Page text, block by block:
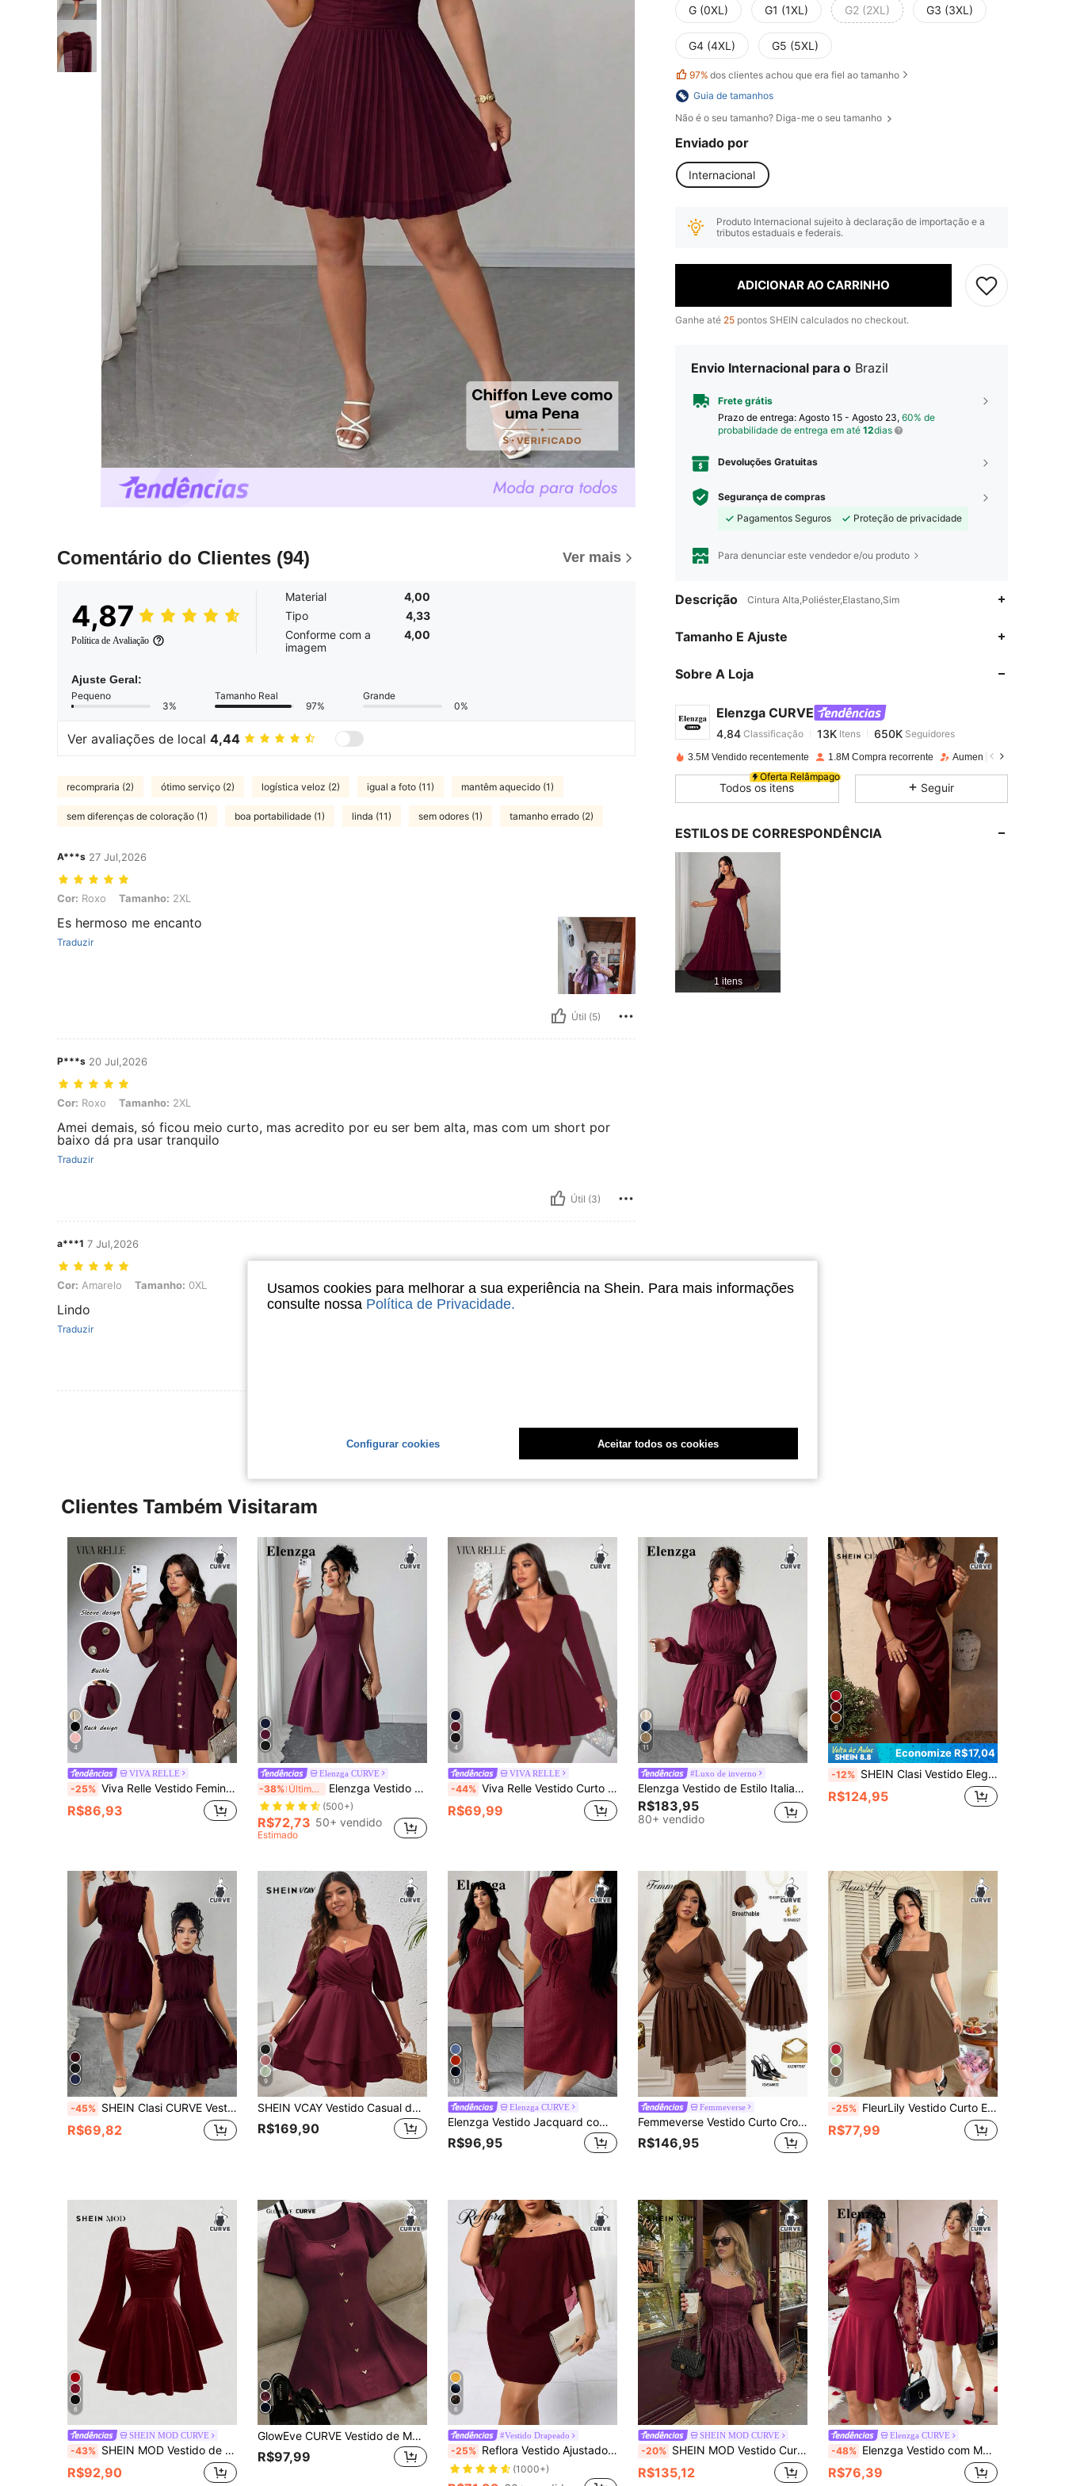
Comentário do Clientes (94) Ver mais
4,87
Política de Avaliação
Material
4,00
Tipo
4,33
Conforme com a
imagem
4,00
Ajuste Geral:
Pequeno
3%
Tamanho Real
97%
Grande
0%
Ver avaliações de local 4,44
recompraria (2) ótimo serviço (2) logística veloz (2) igual a foto (11) mantêm aquecido (1)
sem diferenças de coloração (1) boa portabilidade (1) linda (11) sem odores (1) tamanho errado (2)
A***s 27 Jul,2026
Cor: Roxo, Tamanho: 2XL
Cor: Roxo Tamanho: 2XL
Es hermoso me encanto
Traduzir
Útil (5)
P***s 20 Jul,2026
Cor: Roxo, Tamanho: 2XL
Cor: Roxo Tamanho: 2XL
Amei demais, só ficou meio curto, mas acredito por eu ser bem alta, mas com um short por
baixo dá pra usar tranquilo
Traduzir
Útil (3)
a***1 7 Jul,2026
Cor: Amarelo, Tamanho: 0XL
Cor: Amarelo Tamanho: 0XL
Lindo
Traduzir
G (0XL) G1 (1XL) G2 (2XL) G3 (3XL)
G4 (4XL) G5 (5XL)
97% dos clientes achou que era fiel ao tamanho
Guia de tamanhos
Não é o seu tamanho? Diga-me o seu tamanho
Enviado por
Internacional
Produto Internacional sujeito à declaração de importação e a
tributos estaduais e federais.
ADICIONAR AO CARRINHO
Ganhe até 25 pontos SHEIN calculados no checkout.
Envio Internacional para o Brazil
Frete grátis
Prazo de entrega: Agosto 15 - Agosto 23, 60% de
probabilidade de entrega em até 12dias
Devoluções Gratuitas
Segurança de compras
Pagamentos Seguros
Proteção de privacidade
Para denunciar este vendedor e/ou produto
Descrição Cintura Alta,Poliéster,Elastano,Sim
Tamanho E Ajuste
Sobre A Loja
Elenzga CURVE
4,84
Classificação 13KItens 650K
l***zpago1 dia atrás
13K
4,84
4,84
4,84
3.5M Vendido recentemente 1.8M Compra recorrente Aumento de seguidores
Oferta Relâmpago
Todos os itens Seguir
ESTILOS DE CORRESPONDÊNCIA
1 itens
Clientes Também Visitaram
4
VIVA RELLE
-25% Viva Relle Vestido Feminino Plus Size Primavera/Verão Novo Lançamento Elegante Sofisticado Estilo Luxo Leve Bege Damasco Manga Xale, Decote em V Fivela de Metal Cintura Ajustada Efeito Emagrecedor Saia Curta. Adequado para Escritório, Encontro de Negócios, Rua Urbana, Vestuário de Moda Estilo Luxo Leve Sofisticado, Roupa Feminina Plus Size de Moda Simples.
R$86,93
Elenzga CURVE
-38% Últimas 9 hrs Elenzga Vestido Feminino Plus Size Cor Sólida Sem Mangas Decote Quadrado Cintura Marcada Estilo A-Line, Roupas de Aniversário Femininas, Vestidos Curtos de Verão Femininos, Vestidos de Aniversário Femininos, Vestidos Elegantes Femininos
(500+)
R$72,73 50+ vendido
Estimado
4
VIVA RELLE
-44% Viva Relle Vestido Curto Feminino Plus Size Sexy de Decote em V Profundo, Vazado, Solto, Manga Longa, Cor Sólida, Versátil e na Moda
R$69,99
11
#Luxo de inverno
Elenzga Vestido de Estilo Italiano com Detalhes de Babados, Manga Curta, Gola Plissada, Cintura Plissada, Bainha Plissada em Camadas, Tecido de Chiffon, Cor Sólida, para Mulheres Plus Size, Casual, Trabalho, Férias, Chá da Tarde
R$183,95
80+ vendido
6
Economize R$17,04
-12% SHEIN Clasi Vestido Elegante de Manga Curta com Decote Coração em Cor Sólida para Mulheres Plus Size
R$124,95
-45% SHEIN Clasi CURVE Vestido Slim Cintura Plus Size com Estampa de Sorvete e Babado na Barra
R$69,82
9
SHEIN VCAY Vestido Casual de Plus Size, Cor Sólida, Cintura Elástica, Manga Farol
R$169,90
13
Elenzga CURVE
Elenzga Vestido Jacquard com Gola Princesa e Detalhe Torcido, Cor Sólida, Plus Size
R$96,95
Femmeverse
Femmeverse Vestido Curto Cropped Feminino de Verão Novo, Decote Cruzado, Estilo Boêmio de Férias, Plissado em Linha A, Tecido de Chiffon Semitransparente, Cintura Elástica, Laço Franzido, Manga Curta, Versátil para Festa, Férias e Volta às Aulas
R$146,95
7
-25% FleurLily Vestido Curto Elegante para Encontro Feminino Plus Size, Cor Sólida, Decote Quadrado, Manga Curta Bufante, Cintura Marcada, Silhueta A
R$77,99
6
SHEIN MOD CURVE
-43% SHEIN MOD Vestido de Veludo com Decote Ombro a Ombro Vintage Vermelho, Busto Pregueado, Manga Sino Plissada, Tamanhos Grandes
R$92,90
GlowEve CURVE Vestido de Malha Plus Size Feminino, Estilo Primavera/Verão, Design de Botão de Coração Metálico, Vestido Elegante com Gola Redonda e Cintura Definida, Adequado para Festas, Uso Diário, Encontros e Reuniões
R$97,99
6
#Vestido Drapeado
-25% Reflora Vestido Ajustado Elegante de Ombros Abertos de Cor Sólida, Tamanho Plus Size
(1000+)
SHEIN MOD CURVE
-20% SHEIN MOD Vestido Curto Plus Size Bordô com Manga Bufante, Estilo Vintage de Corte, Roupa de Festa, Roupa de Festa de Feriado, Roupa de Início do Outono, Uso em Todas as Estações
R$135,12
Elenzga CURVE
-48% Elenzga Vestido com Mangas de Tule Bordado Transparente, Franzido e Costas Abertas, Cintura Elástica para Mulheres Plus Size. Novo Vestido Evasê com Mangas Bufantes Franzidas para Verão, Elegante Conjunto para Encontro. Vestido Mini com Mangas Bufantes, Recortes em Tule Bordado e Cintura Marcada, Conjunto Charmoso para Encontro.
R$76,39
Usamos cookies para melhorar a sua experiência na Shein. Para mais informações
consulte nossa Política de Privacidade.
Configurar cookies Aceitar todos os cookies